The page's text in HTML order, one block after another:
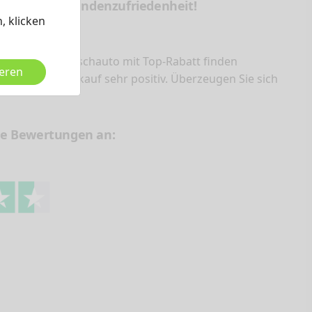
klicken
Neuwagen, keine
Reimporte
hohe Kundenzufriedenheit!
ihr Wunschauto mit Top-Rabatt finden
Neuwagenkauf sehr positiv. Überzeugen Sie sich
Bewertungen an: